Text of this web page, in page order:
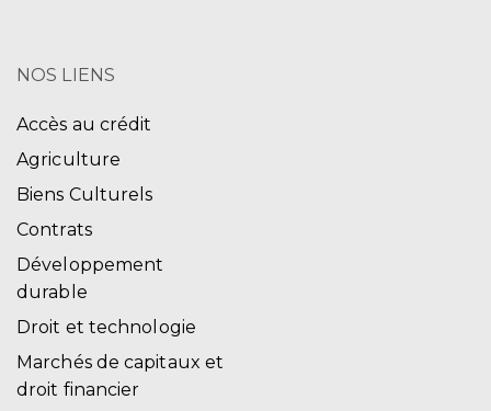
NOS LIENS
Accès au crédit
Agriculture
Biens Culturels
Contrats
Développement
durable
Droit et technologie
Marchés de capitaux et
droit financier